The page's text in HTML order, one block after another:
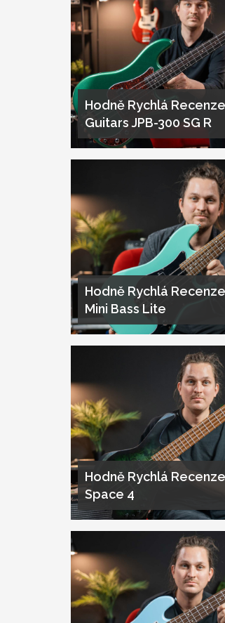
Hodně Rychlá
Guitars JPB-300 SG R
Hodně Rychlá
Mini Bass Lite
Hodně Rychlá
Space 4